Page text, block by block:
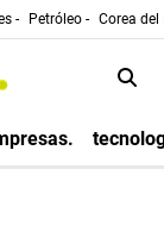
- Petróleo - Corea